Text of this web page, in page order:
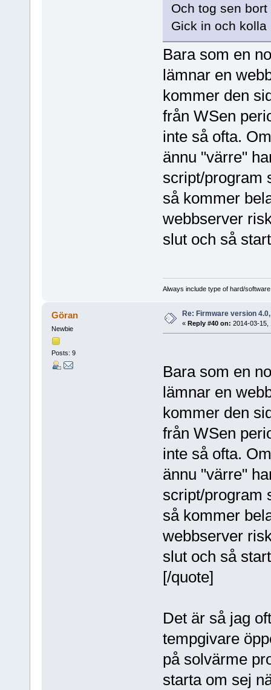
Och tog sen
Gick in och
Bara som en
lämnar en
kommer den
från WSen
inte så ofta.
ännu "värre"
script/program
så kommer
webbserver
slut och så
Always include type of hard/
Göran
Newbie
Posts: 9
Re: Firmware version
« Reply #40 on: 2014-03-15,
Bara som en
lämnar en
kommer den
från WSen
inte så ofta.
ännu "värre"
script/program
så kommer
webbserver
slut och så
[/quote]
Det är så jag
tempgivare
på solvärme
starta om sej